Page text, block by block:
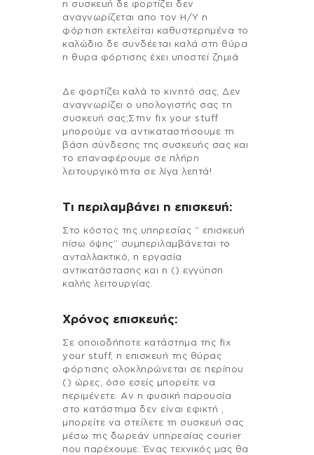
η συσκευή δε φορτίζει δεν
αναγνωρίζεται απο τον Η/Υ η
φόρτιση εκτελείται καθυστερημένα το
καλώδιο δε συνδέεται καλά στη θύρα
η θυρα φόρτισης έχει υποστεί ζημιά
Δε φορτίζει καλά το κινητό σας; Δεν
αναγνωρίζει ο υπολογιστής σας τη
συσκευή σας;Στην fix your stuff
μπορούμε να αντικαταστήσουμε τη
βάση σύνδεσης της συσκευής σας και
το επαναφέρουμε σε πλήρη
λειτουργικότητα σε λίγα λεπτά!
Τι περιλαμβάνει η επισκευή:
Στo κόστος της υπηρεσίας ” επισκευή
πίσω όψης” συμπεριλαμβάνεται το
ανταλλακτικό, η εργασία
αντικατάστασης και η () εγγύηση
καλής λειτουργίας.
Χρόνος επισκευής:
Σε οποιοδήποτε κατάστημα της fix
your stuff, η επισκευή της θύρας
φόρτισης ολοκληρώνεται σε περίπου
() ώρες, όσο εσείς μπορείτε να
περιμένετε. Αν η φυσική παρουσία
στο κατάστημα δεν είναι εφικτή ,
μπορείτε να στείλετε τη συσκευή σας
μέσω της δωρεάν υπηρεσίας courier
που παρέχουμε. Ένας τεχνικός μας θα